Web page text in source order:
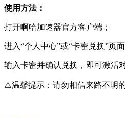
使用方法：
打开啊哈加速器官方客户端；
进入“个人中心”或“卡密兑换”页面
输入卡密并确认兑换，即可激活
⚠️温馨提示：请勿相信来路不明